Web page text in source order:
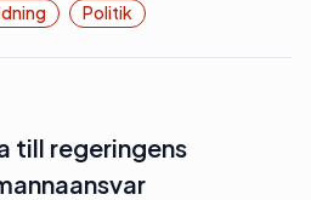
Politik
till regeringens